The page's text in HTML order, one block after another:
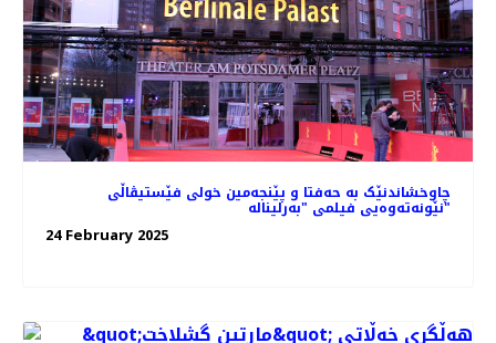
چاوخشاندنێک به حه‌فتا و پێنجه‌مین خولی فێستیڤاڵی
نێونه‌ته‌وه‌یی فیلمی "بەرلیناله"
24 February 2025